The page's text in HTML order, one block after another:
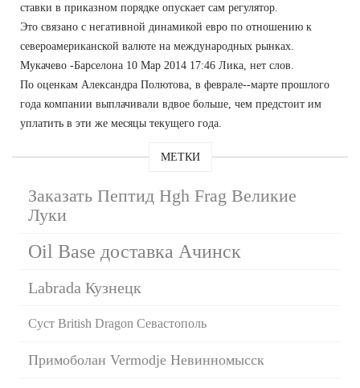
ставки в приказном порядке опускает сам регулятор.
Это связано с негативной динамикой евро по отношению к
североамериканской валюте на международных рынках.
Мукачево -Барселона 10 Мар 2014 17:46 Лика, нет слов.
По оценкам Александра Полютова, в феврале--марте прошлого
года компании выплачивали вдвое больше, чем предстоит им
уплатить в эти же месяцы текущего года.
МЕТКИ
Заказать Пептид Hgh Frag Великие
Луки
Oil Base доставка Ачинск
Labrada Кузнецк
Суст British Dragon Севастополь
Примоболан Vermodje Невинномысск